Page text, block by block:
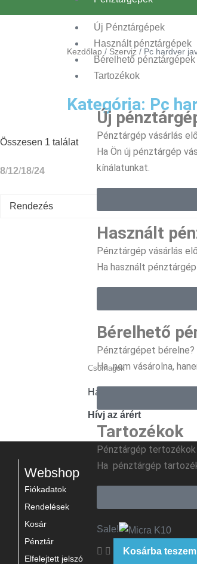
Új Pénztárgépek
Használt pénztárgépek
Bérelhető pénztárgépek
Tartozékok
Új
Pénztárgép vásárlás
Ha Ön új pénztárgép
kínálatunkat.
Használt
Pénztárgép vásárlás
Ha használt
Bérelhető
Pénztárgépet bérelne?
Ha nem vásárolna,
Tartozékok
Pénztárgép tertozékok
Ha pénztárgép
Sale!
Kosárba teszem
Kezdőlap / Szerviz / Pc hardver
Kategória: Pc
Összesen 1 találat
8 12 18 24
Csomagok
Hamarosan
Hívj az árért
Webshop
Fiókadatok
Rendelések
Kosár
Pénztár
Elfelejtett jelszó